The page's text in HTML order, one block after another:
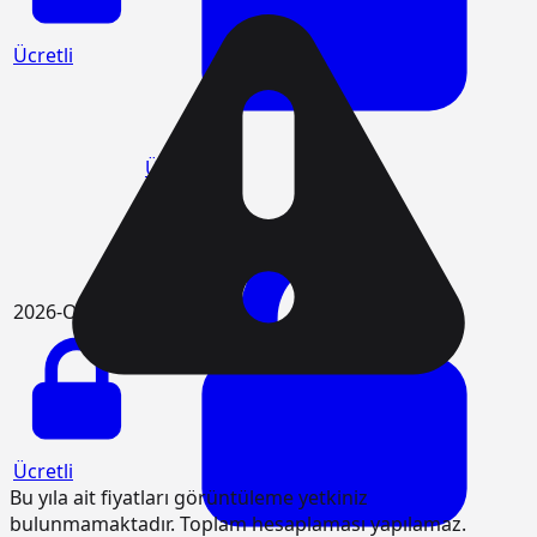
Ücretli
Ücretli
2026-Ocak
Ücretli
Bu yıla ait fiyatları görüntüleme yetkiniz
bulunmamaktadır. Toplam hesaplaması yapılamaz.